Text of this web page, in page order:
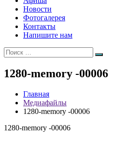
Новости
Фотогалерея
Контакты
Напишите нам
Искать:
Поиск
1280-memory -00006
Главная
Медиафайлы
1280-memory -00006
1280-memory -00006